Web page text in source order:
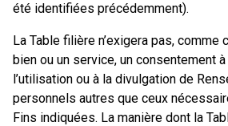
été identifiées précédemment).
La Table filière n’exigera pas, comme
bien ou un service, un consentement
l’utilisation ou à la divulgation de
personnels autres que ceux
Fins indiquées. La manière dont la